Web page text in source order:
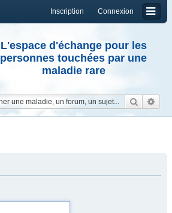
Connexion
Inscription
L'espace d'échange pour les
personnes touchées par une
maladie rare